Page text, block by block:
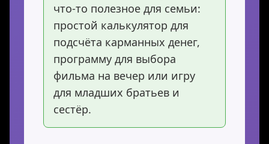
что-то полезное для семьи:
простой калькулятор для
подсчёта карманных денег,
программу для выбора
фильма на вечер или игру
для младших братьев и
сестёр.